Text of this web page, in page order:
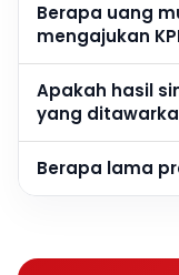
Berapa uang
mengajukan
Apakah hasil
yang
Berapa lama